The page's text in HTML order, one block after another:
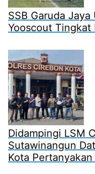
SSB Garuda
Yooscout Tingkat
Didampingi LSM
Sutawinangun
Kota Pertanyakan